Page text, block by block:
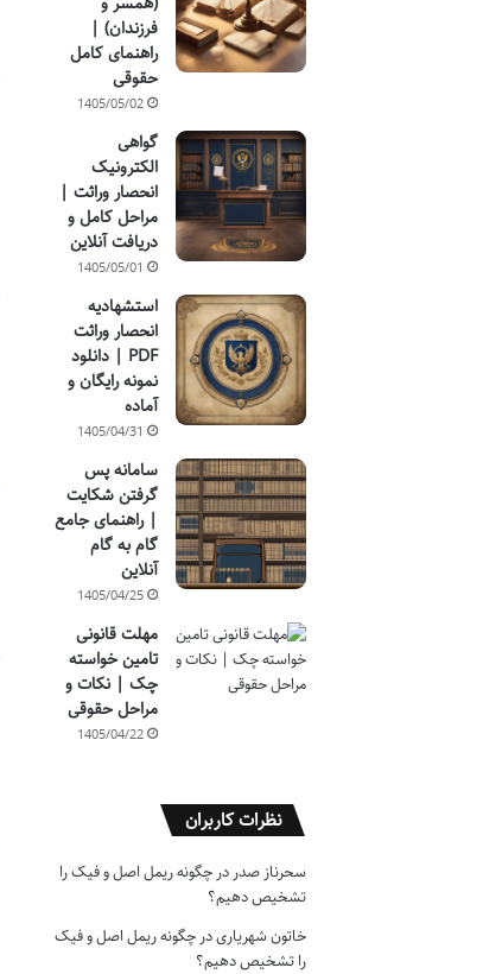
فرزندان) |
راهنمای کامل
حقوقی
1405/05/02
گواهی
الکترونیک
انحصار وراثت |
مراحل کامل و
دریافت آنلاین
1405/05/01
استشهادیه
انحصار وراثت
PDF | دانلود
نمونه رایگان و
آماده
1405/04/31
سامانه پس
گرفتن شکایت
| راهنمای جامع
گام به گام
آنلاین
1405/04/25
مهلت قانونی
تامین خواسته
چک | نکات و
مراحل حقوقی
1405/04/22
نظرات کاربران
سحرناز صدر درچگونه ریمل اصل و فیک را
تشخیص دهیم؟
خاتون شهریاریدرچگونه ریمل اصل و فیک
را تشخیص دهیم؟